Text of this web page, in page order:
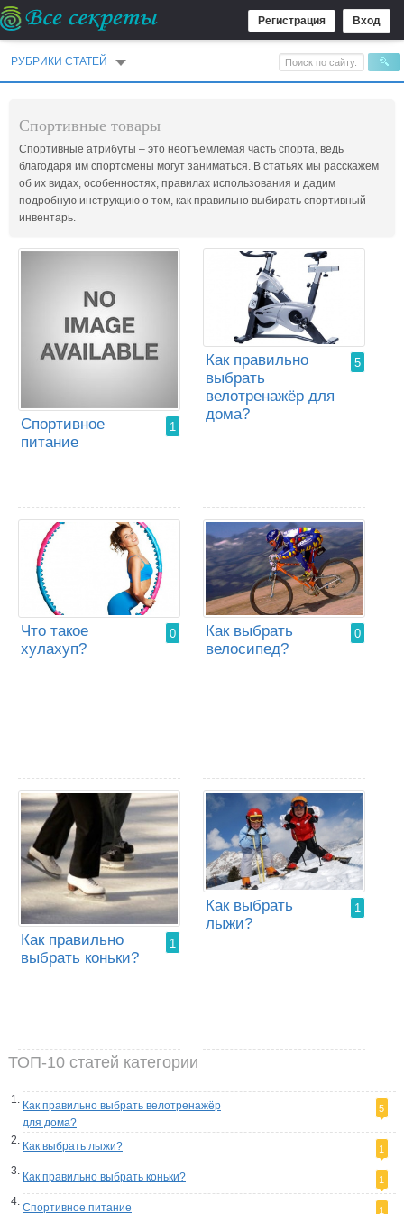
Регистрация Вход
РУБРИКИ СТАТЕЙ
Спортивные товары
Спортивные атрибуты – это неотъемлемая часть спорта, ведь
благодаря им спортсмены могут заниматься. В статьях мы расскажем
об их видах, особенностях, правилах использования и дадим
подробную инструкцию о том, как правильно выбирать спортивный
инвентарь.
Спортивное
питание
1
Как правильно
выбрать
велотренажёр для
дома?
5
Что такое
хулахуп?
0
Как выбрать
велосипед?
0
Как правильно
выбрать коньки?
1
Как выбрать
лыжи?
1
ТОП-10 статей категории
Как правильно выбрать велотренажёр
для дома?
5
Как выбрать лыжи? 1
Как правильно выбрать коньки? 1
Спортивное питание 1